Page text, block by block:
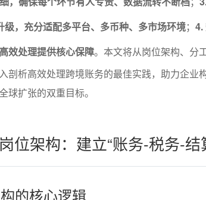
级，充分适配多平台、多币种、多市场环境； 4.
效处理提供核心保障。本文将从岗位架构、分
剖析高效处理跨境账务的最佳实践，助力企业
球扩张的双重目标。
位架构：建立“账务-税务-结
的核心逻辑